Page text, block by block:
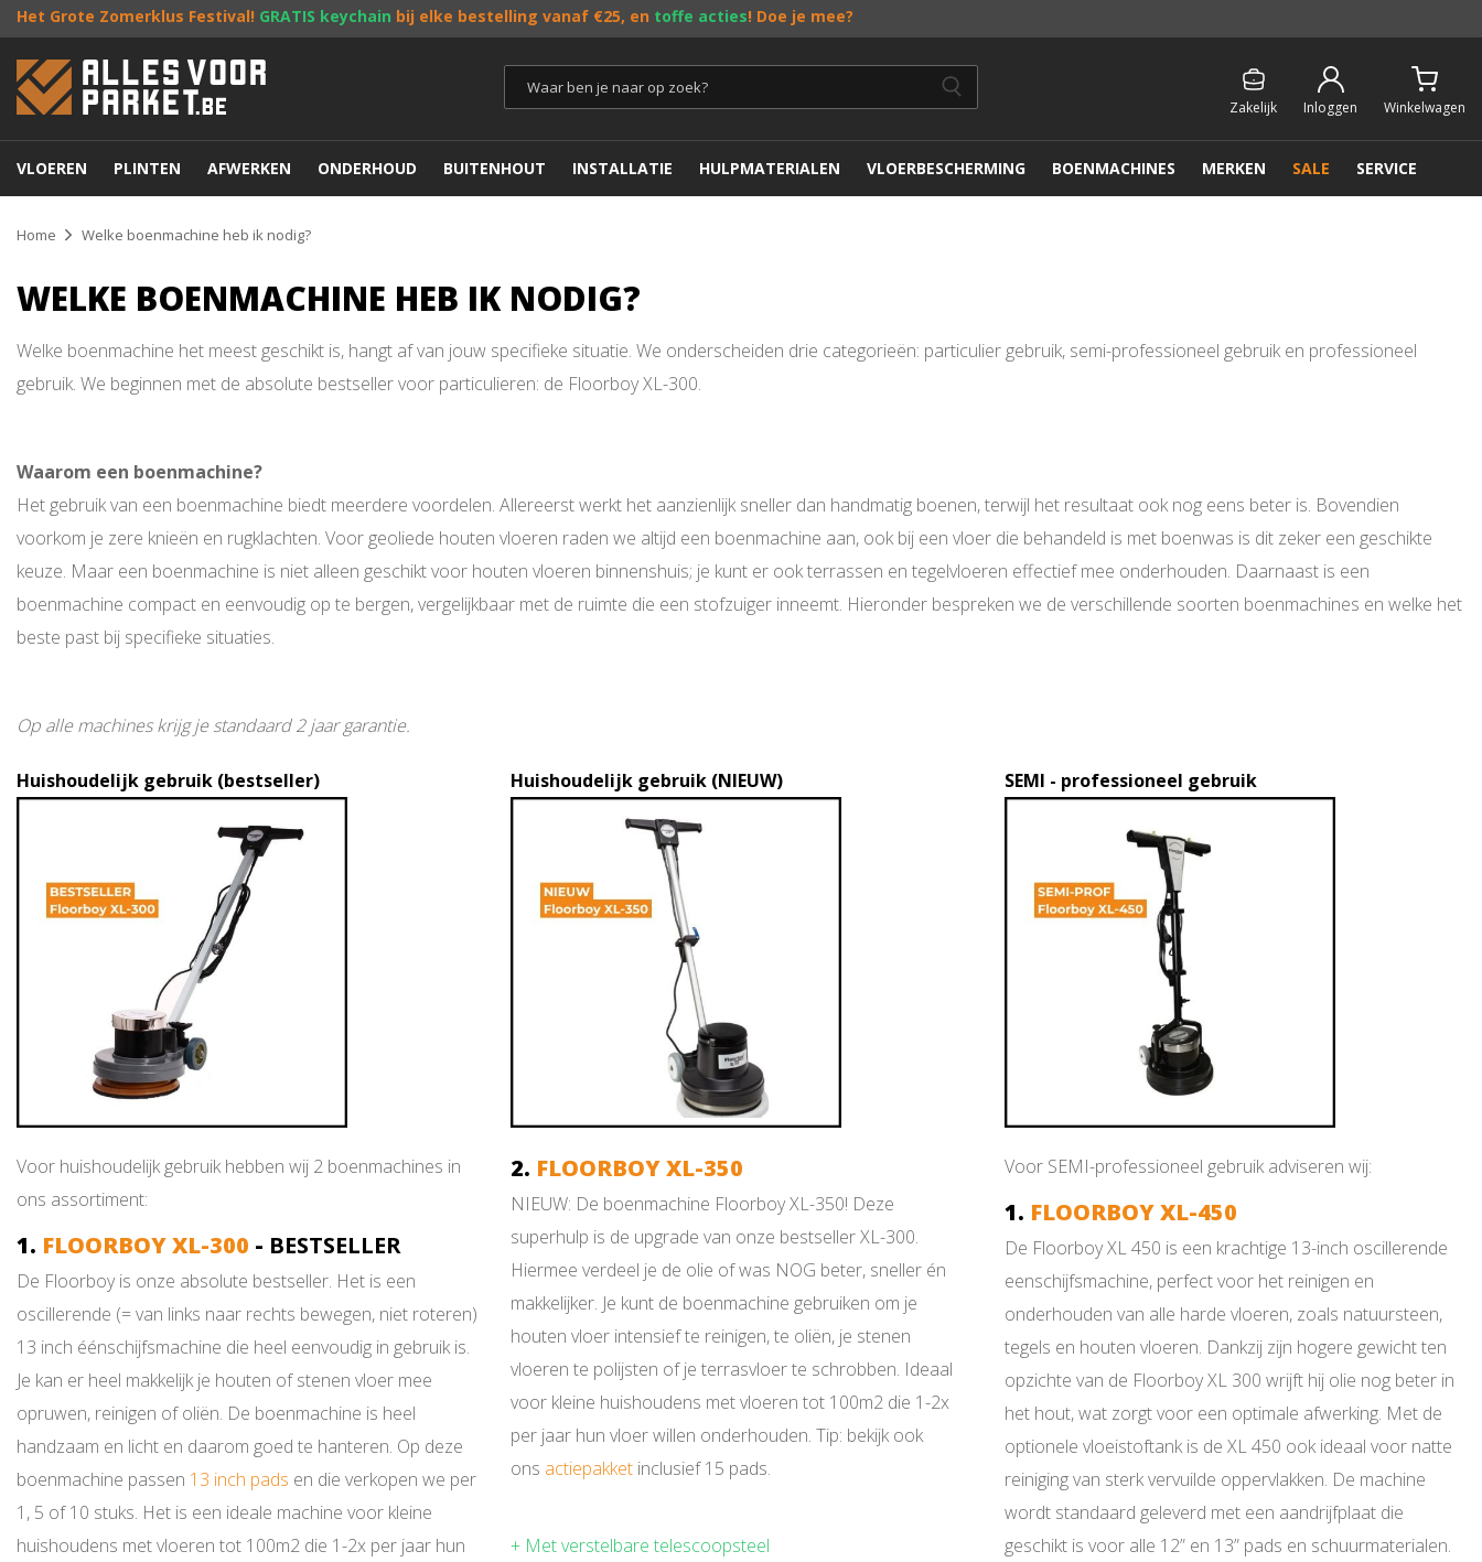
Het Grote Zomerklus Festival! GRATIS keychain bij elke bestelling vanaf €25, en toffe acties! Doe je mee?
Zakelijk Inloggen Winkelwagen
VLOEREN PLINTEN AFWERKEN ONDERHOUD BUITENHOUT INSTALLATIE HULPMATERIALEN VLOERBESCHERMING BOENMACHINES MERKEN SALE SERVICE
Home Welke boenmachine heb ik nodig?
WELKE BOENMACHINE HEB IK NODIG?
Welke boenmachine het meest geschikt is, hangt af van jouw specifieke situatie. We onderscheiden drie categorieën: particulier gebruik, semi-professioneel gebruik en professioneel
gebruik. We beginnen met de absolute bestseller voor particulieren: de Floorboy XL-300.
Waarom een boenmachine?
Het gebruik van een boenmachine biedt meerdere voordelen. Allereerst werkt het aanzienlijk sneller dan handmatig boenen, terwijl het resultaat ook nog eens beter is. Bovendien
voorkom je zere knieën en rugklachten. Voor geoliede houten vloeren raden we altijd een boenmachine aan, ook bij een vloer die behandeld is met boenwas is dit zeker een geschikte
keuze. Maar een boenmachine is niet alleen geschikt voor houten vloeren binnenshuis; je kunt er ook terrassen en tegelvloeren effectief mee onderhouden. Daarnaast is een
boenmachine compact en eenvoudig op te bergen, vergelijkbaar met de ruimte die een stofzuiger inneemt. Hieronder bespreken we de verschillende soorten boenmachines en welke het
beste past bij specifieke situaties.
Op alle machines krijg je standaard 2 jaar garantie.
Huishoudelijk gebruik (bestseller)
Voor huishoudelijk gebruik hebben wij 2 boenmachines in
ons assortiment:
1. FLOORBOY XL-300 - BESTSELLER
De Floorboy is onze absolute bestseller. Het is een
oscillerende (= van links naar rechts bewegen, niet roteren)
13 inch éénschijfsmachine die heel eenvoudig in gebruik is.
Je kan er heel makkelijk je houten of stenen vloer mee
opruwen, reinigen of oliën. De boenmachine is heel
handzaam en licht en daarom goed te hanteren. Op deze
boenmachine passen 13 inch pads en die verkopen we per
1, 5 of 10 stuks. Het is een ideale machine voor kleine
huishoudens met vloeren tot 100m2 die 1-2x per jaar hun
Huishoudelijk gebruik (NIEUW)
2. FLOORBOY XL-350
NIEUW: De boenmachine Floorboy XL-350! Deze
superhulp is de upgrade van onze bestseller XL-300.
Hiermee verdeel je de olie of was NOG beter, sneller én
makkelijker. Je kunt de boenmachine gebruiken om je
houten vloer intensief te reinigen, te oliën, je stenen
vloeren te polijsten of je terrasvloer te schrobben. Ideaal
voor kleine huishoudens met vloeren tot 100m2 die 1-2x
per jaar hun vloer willen onderhouden. Tip: bekijk ook
ons actiepakket inclusief 15 pads.
+ Met verstelbare telescoopsteel
SEMI - professioneel gebruik
Voor SEMI-professioneel gebruik adviseren wij:
1. FLOORBOY XL-450
De Floorboy XL 450 is een krachtige 13-inch oscillerende
eenschijfsmachine, perfect voor het reinigen en
onderhouden van alle harde vloeren, zoals natuursteen,
tegels en houten vloeren. Dankzij zijn hogere gewicht ten
opzichte van de Floorboy XL 300 wrijft hij olie nog beter in
het hout, wat zorgt voor een optimale afwerking. Met de
optionele vloeistoftank is de XL 450 ook ideaal voor natte
reiniging van sterk vervuilde oppervlakken. De machine
wordt standaard geleverd met een aandrijfplaat die
geschikt is voor alle 12” en 13” pads en schuurmaterialen.